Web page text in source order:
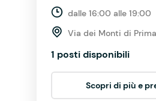
dalle 16:00 alle 19:00
Via dei Monti di
1 posti disponibili
Scopri di più e